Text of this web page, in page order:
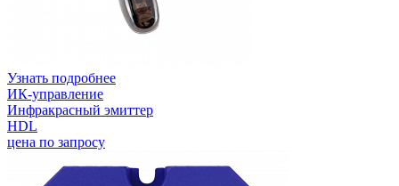
Узнать подробнее
ИК-управление
Инфракрасный эмиттер
HDL
цена по запросу